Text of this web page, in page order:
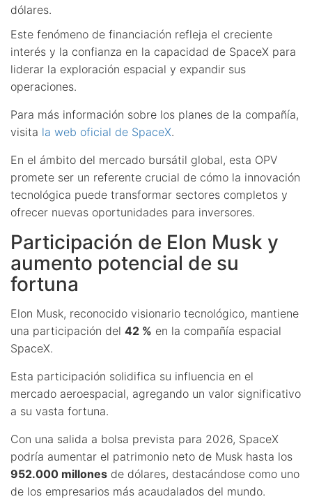
dólares.
Este fenómeno de financiación refleja el creciente
interés y la confianza en la capacidad de SpaceX para
liderar la exploración espacial y expandir sus
operaciones.
Para más información sobre los planes de la compañía,
visita la web oficial de SpaceX.
En el ámbito del mercado bursátil global, esta OPV
promete ser un referente crucial de cómo la innovación
tecnológica puede transformar sectores completos y
ofrecer nuevas oportunidades para inversores.
Participación de Elon Musk y
aumento potencial de su
fortuna
Elon Musk, reconocido visionario tecnológico, mantiene
una participación del 42 % en la compañía espacial
SpaceX.
Esta participación solidifica su influencia en el
mercado aeroespacial, agregando un valor significativo
a su vasta fortuna.
Con una salida a bolsa prevista para 2026, SpaceX
podría aumentar el patrimonio neto de Musk hasta los
952.000 millones de dólares, destacándose como uno
de los empresarios más acaudalados del mundo.